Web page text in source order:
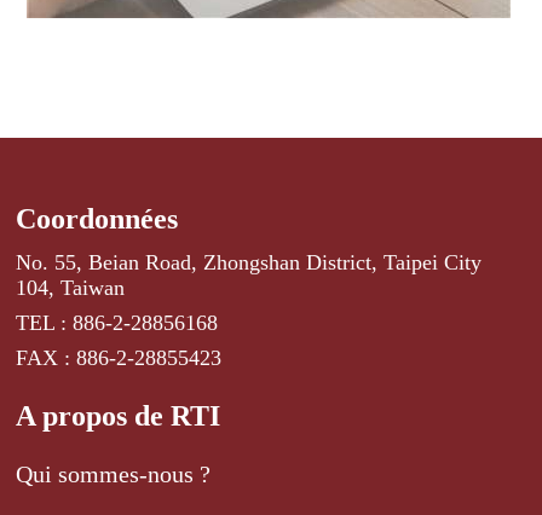
Coordonnées
No. 55, Beian Road, Zhongshan District, Taipei City
104, Taiwan
TEL : 886-2-28856168
FAX : 886-2-28855423
A propos de RTI
Qui sommes-nous ?